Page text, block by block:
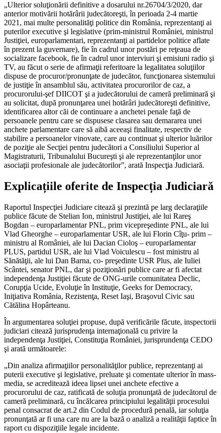
„Ulterior soluţionării definitive a dosarului nr.26704/3/2020, dar
anterior motivării hotărârii judecătoreşti, în perioada 2-4 martie
2021, mai multe personalităţi politice din România, reprezentanţi ai
puterilor executive şi legislative (prim-ministrul României, ministrul
Justiţiei, europarlamentari, reprezentanţi ai partidelor politice aflate
în prezent la guvernare), fie în cadrul unor postări pe reţeaua de
socializare facebook, fie în cadrul unor interviuri şi emisiuni radio şi
TV, au făcut o serie de afirmaţii referitoare la legalitatea soluţiilor
dispuse de procuror/pronunţate de judecător, funcţionarea sistemului
de justiţie în ansamblul său, activitatea procurorilor de caz, a
procurorului-şef DIICOT şi a judecătorului de cameră preliminară şi
au solicitat, după pronunţarea unei hotărâri judecătoreşti definitive,
identificarea altor căi de continuare a anchetei penale faţă de
persoanele pentru care se dispusese clasarea sau demararea unei
anchete parlamentare care să aibă aceeaşi finalitate, respectiv de
stabilire a persoanelor vinovate, care au continuat şi ulterior luărilor
de poziţie ale Secţiei pentru judecători a Consiliului Superior al
Magistraturii, Tribunalului Bucureşti şi ale reprezentanţilor unor
asociaţii profesionale ale judecătorilor”, arată Inspecţia Judiciară.
Explicațiile oferite de Inspecția Judiciară
Raportul Inspecţiei Judiciare citează şi prezintă pe larg declaraţiile
publice făcute de Stelian Ion, ministrul Justiţiei, ale lui Rareş
Bogdan – europarlamentar PNL, prim vicepreşedinte PNL, ale lui
Vlad Gheorghe – europarlamentar USR, ale lui Florin Cîţu- prim –
ministru al României, ale lui Dacian Cioloş – europarlamentar
PLUS, partidul USR, ale lui Vlad Voiculescu – fost ministru al
Sănătăţii, ale lui Dan Barna, co- preşedinte USR Plus, ale Iuliei
Scântei, senator PNL, dar şi poziţionări publice care ar fi afectat
independenţa Justiţiei făcute de ONG-urile comunitatea Declic,
Corupţia Ucide, Evoluţie în Instituţie, Geeks for Democracy,
Iniţiativa România, Rezistenţa, Reset Iaşi, Braşovul Civic sau
Cătălina Hopârteanu.
În argumentarea soluţiei propuse, după verificările făcute, inspectorii
judiciari citează jurisprudenţa internaţională cu privire la
independenţa Justiţiei, Constituţia României, jurisprundenţa CEDO
şi arată următoarele:
„Din analiza afirmaţiilor personalităţilor publice, reprezentanţi ai
puterii executive şi legislative, preluate şi comentate ulterior în mass-
media, se acreditează ideea lipsei unei anchete efective a
procurorului de caz, ratificată de soluţia pronunţată de judecătorul de
cameră preliminară, cu încălcarea principiului legalităţii procesului
penal consacrat de art.2 din Codul de procedură penală, iar soluţia
pronunţată ar fi una care nu are la bază o analiză a realităţii faptice în
raport cu dispoziţiile legale incidente.